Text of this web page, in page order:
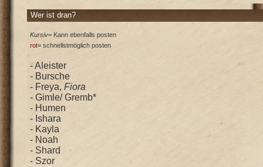
Wer ist dran?
Kursiv= Kann ebenfalls posten
rot= schnellstmöglich posten
- Aleister
- Bursche
- Freya,Fiora
- Gimle/ Gremb*
- Humen
- Ishara
- Kayla
- Noah
- Shard
- Szor